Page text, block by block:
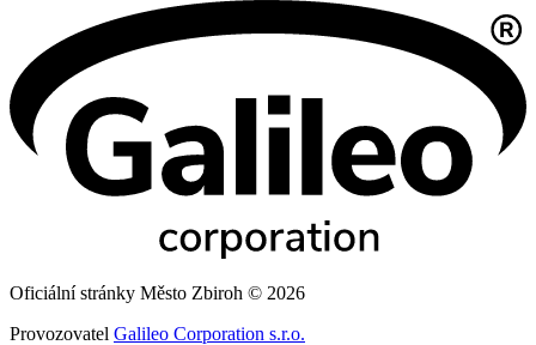
Oficiální stránky Město Zbiroh © 2026
Provozovatel Galileo Corporation s.r.o.